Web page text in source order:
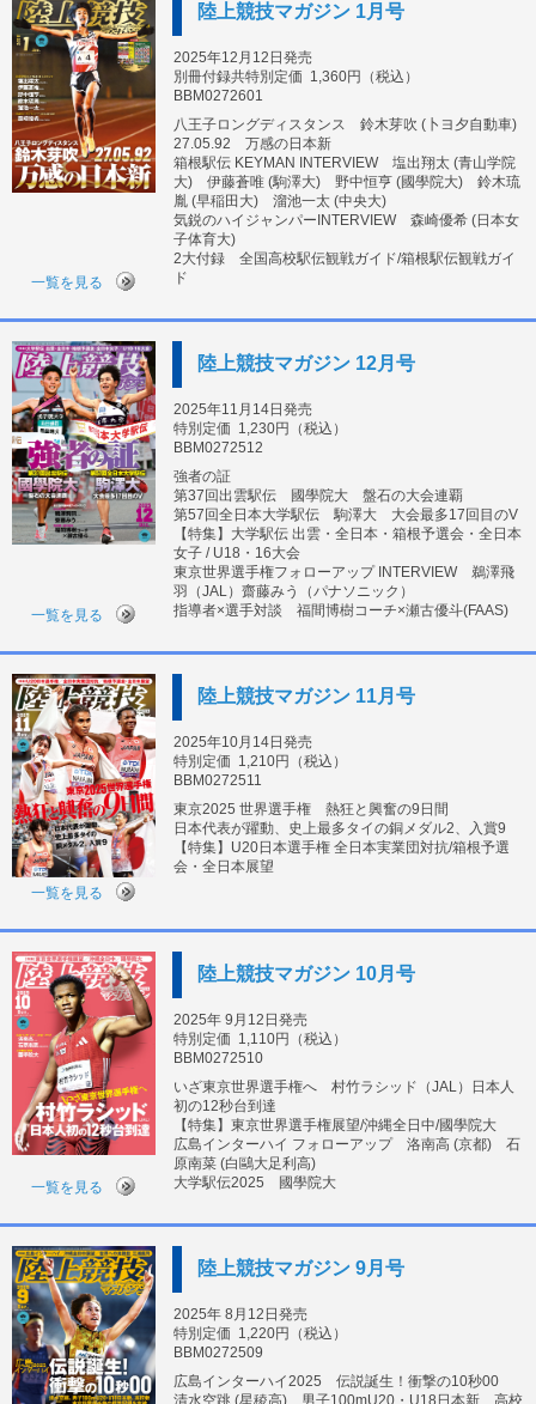
陸上競技マガジン 1月号
2025年12月12日発売
別冊付録共特別定価 1,360円（税込）
BBM0272601
八王子ロングディスタンス 鈴木芽吹 (卜ヨ夕自動車)
27.05.92 万感の日本新
箱根駅伝 KEYMAN INTERVIEW 塩出翔太 (青山学院
大) 伊藤蒼唯 (駒澤大) 野中恒亨 (國學院大) 鈴木琉
胤 (早稲田大) 溜池一太 (中央大)
気鋭のハイジャンパーINTERVIEW 森崎優希 (日本女
子体育大)
2大付録 全国高校駅伝観戦ガイド/箱根駅伝観戦ガイ
ド
一覧を見る
陸上競技マガジン 12月号
2025年11月14日発売
特別定価 1,230円（税込）
BBM0272512
強者の証
第37回出雲駅伝 國學院大 盤石の大会連覇
第57回全日本大学駅伝 駒澤大 大会最多17回目のV
【特集】大学駅伝 出雲・全日本・箱根予選会・全日本
女子 / U18・16大会
東京世界選手権フォローアップ INTERVIEW 鵜澤飛
羽（JAL）齋藤みう（パナソニック）
指導者×選手対談 福間博樹コーチ×瀬古優斗(FAAS)
一覧を見る
陸上競技マガジン 11月号
2025年10月14日発売
特別定価 1,210円（税込）
BBM0272511
東京2025 世界選手権 熱狂と興奮の9日間
日本代表が躍動、史上最多タイの銅メダル2、入賞9
【特集】U20日本選手権 全日本実業団対抗/箱根予選
会・全日本展望
一覧を見る
陸上競技マガジン 10月号
2025年 9月12日発売
特別定価 1,110円（税込）
BBM0272510
いざ東京世界選手権へ 村竹ラシッド（JAL）日本人
初の12秒台到達
【特集】東京世界選手権展望/沖縄全日中/國學院大
広島インターハイ フォローアップ 洛南高 (京都) 石
原南菜 (白鷗大足利高)
大学駅伝2025 國學院大
一覧を見る
陸上競技マガジン 9月号
2025年 8月12日発売
特別定価 1,220円（税込）
BBM0272509
広島インターハイ2025 伝説誕生！衝撃の10秒00